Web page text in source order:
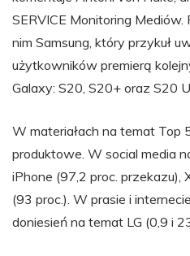
SERVICE Monitoring
nim Samsung, który przykuł
użytkowników premierą
Galaxy: S20, S20+ oraz S20
W materiałach na temat Top
produktowe. W social media
iPhone (97,2 proc. przekazu),
(93 proc.). W prasie i
doniesień na temat LG (0,9 i